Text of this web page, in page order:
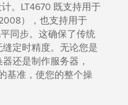
。LT4670 既支持用于
），也支持用于
同步。这确保了传统
定时精度。无论您是
还是制作服务器，
基准，使您的整个操